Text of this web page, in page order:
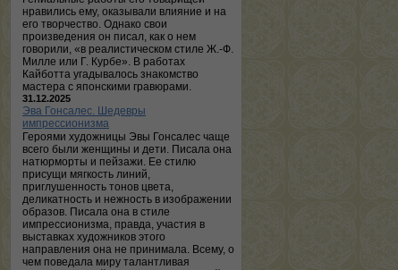
нравились ему, оказывали влияние и на
его творчество. Однако свои
произведения он писал, как о нем
говорили, «в реалистическом стиле Ж.-Ф.
Милле или Г. Курбе». В работах
Кайботта угадывалось знакомство
мастера с японскими гравюрами.
31.12.2025
Эва Гонсалес. Шедевры
импрессионизма
Героями художницы Эвы Гонсалес чаще
всего были женщины и дети. Писала она
натюрморты и пейзажи. Ее стилю
присущи мягкость линий,
приглушенность тонов цвета,
деликатность и нежность в изображении
образов. Писала она в стиле
импрессионизма, правда, участия в
выставках художников этого
направления она не принимала. Всему, о
чем поведала миру талантливая